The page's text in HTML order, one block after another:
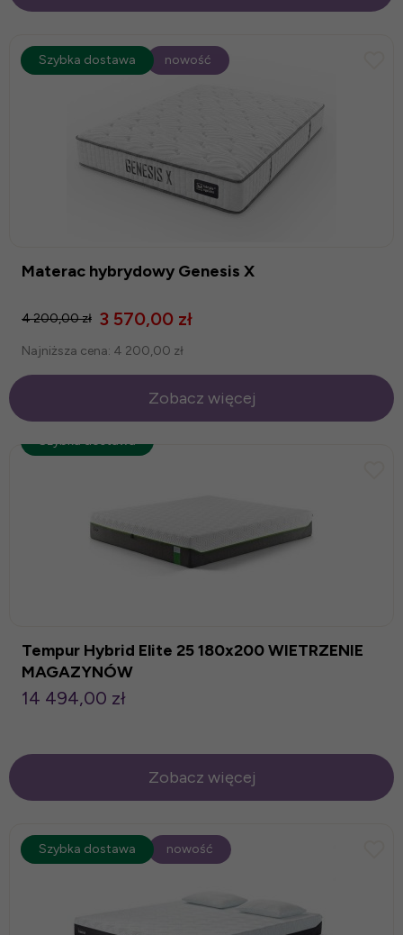
Materac hybrydowy Genesis X
3 570,00 zł
4 200,00 zł
Najniższa cena: 4 200,00 zł
Zobacz więcej
promocja-15% nowość
Szybka dostawa
Tempur Hybrid Elite 25 180x200 WIETRZENIE
MAGAZYNÓW
14 494,00 zł
Zobacz więcej
Szybka dostawa
promocja-25% nowość
Szybka dostawa